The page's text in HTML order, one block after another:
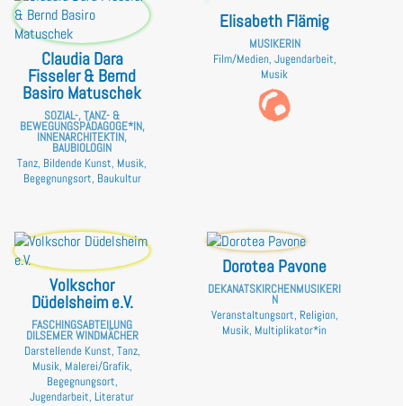
Claudia Dara
Fisseler & Bernd
Basiro Matuschek
SOZIAL-, TANZ- &
BEWEGUNGSPÄDAGOGE*IN,
INNENARCHITEKTIN,
BAUBIOLOGIN
Tanz, Bildende Kunst, Musik,
Begegnungsort, Baukultur
Elisabeth Flämig
MUSIKERIN
Film/Medien, Jugendarbeit,
Musik
Volkschor
Düdelsheim e.V.
FASCHINGSABTEILUNG
DILSEMER WINDMÄCHER
Darstellende Kunst, Tanz,
Musik, Malerei/Grafik,
Begegnungsort,
Jugendarbeit, Literatur
Dorotea Pavone
DEKANATSKIRCHENMUSIKERI
N
Veranstaltungsort, Religion,
Musik, Multiplikator*in